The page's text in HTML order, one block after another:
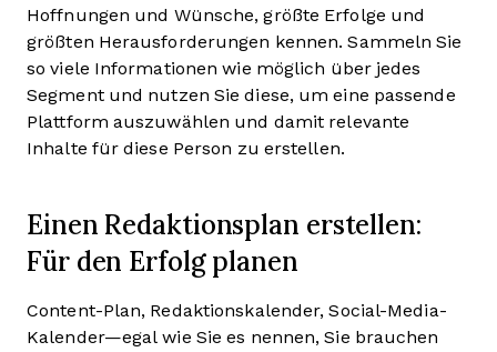
Hoffnungen und Wünsche, größte Erfolge und
größten Herausforderungen kennen. Sammeln Sie
so viele Informationen wie möglich über jedes
Segment und nutzen Sie diese, um eine passende
Plattform auszuwählen und damit relevante
Inhalte für diese Person zu erstellen.
Einen Redaktionsplan erstellen:
Für den Erfolg planen
Content-Plan, Redaktionskalender, Social-Media-
Kalender—egal wie Sie es nennen, Sie brauchen